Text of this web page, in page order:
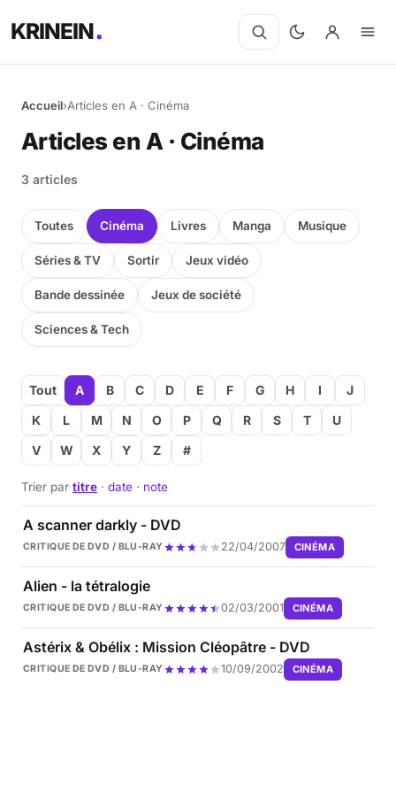
KRINEIN
Accueil›Articles en A · Cinéma
Articles en A · Cinéma
3 articles
Toutes Cinéma Livres Manga Musique
Séries & TV Sortir Jeux vidéo
Bande dessinée Jeux de société
Sciences & Tech
Tout A B C D E F G H I
J
K
L M N O P Q R S T
U
V
W X Y Z #
Trier par titre · date · note
A scanner darkly - DVD
CRITIQUE DE DVD / BLU-RAY 22/04/2007 CINÉMA
Alien - la tétralogie
CRITIQUE DE DVD / BLU-RAY 02/03/2001 CINÉMA
Astérix & Obélix : Mission Cléopâtre - DVD
CRITIQUE DE DVD / BLU-RAY 10/09/2002 CINÉMA